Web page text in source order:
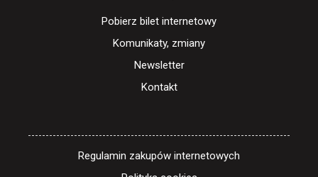
Pobierz bilet internetowy
Komunikaty, zmiany
Newsletter
Kontakt
Regulamin zakupów internetowych